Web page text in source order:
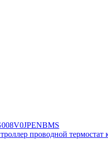
проводной термостат